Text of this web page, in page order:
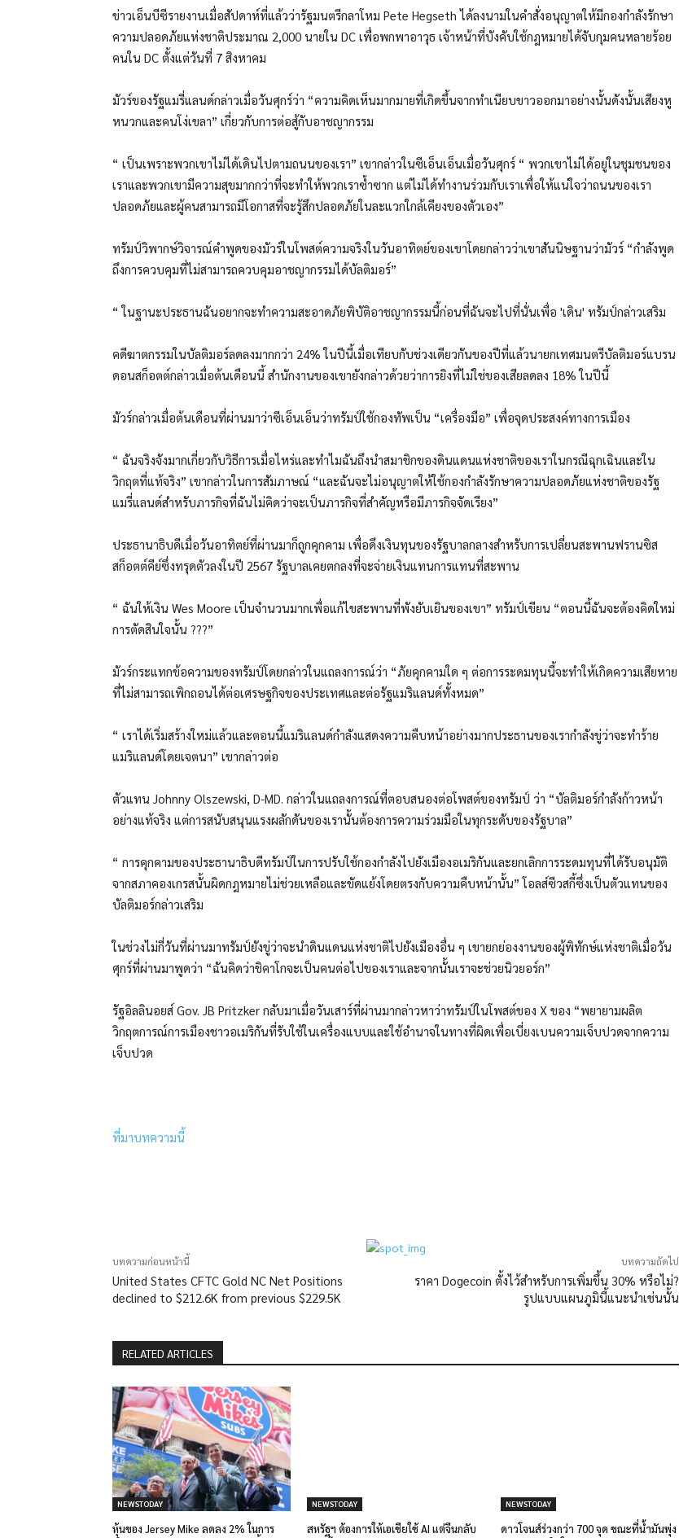
ข่าวเอ็นบีซีรายงานเมื่อสัปดาห์ที่แล้วว่ารัฐมนตรีกลาโหม Pete Hegseth ได้ลงนามในคำสั่งอนุญาตให้มีกองกำลังรักษา
ความปลอดภัยแห่งชาติประมาณ 2,000 นายใน DC เพื่อพกพาอาวุธ เจ้าหน้าที่บังคับใช้กฎหมายได้จับกุมคนหลายร้อย
คนใน DC ตั้งแต่วันที่ 7 สิงหาคม
มัวร์ของรัฐแมรี่แลนด์กล่าวเมื่อวันศุกร์ว่า “ความคิดเห็นมากมายที่เกิดขึ้นจากทำเนียบขาวออกมาอย่างนั้นดังนั้นเสียงหู
หนวกและคนโง่เขลา” เกี่ยวกับการต่อสู้กับอาชญากรรม
“ เป็นเพราะพวกเขาไม่ได้เดินไปตามถนนของเรา” เขากล่าวในซีเอ็นเอ็นเมื่อวันศุกร์ “ พวกเขาไม่ได้อยู่ในชุมชนของ
เราและพวกเขามีความสุขมากกว่าที่จะทำให้พวกเราซ้ำซาก แต่ไม่ได้ทำงานร่วมกับเราเพื่อให้แน่ใจว่าถนนของเรา
ปลอดภัยและผู้คนสามารถมีโอกาสที่จะรู้สึกปลอดภัยในละแวกใกล้เคียงของตัวเอง”
ทรัมป์วิพากษ์วิจารณ์คำพูดของมัวร์ในโพสต์ความจริงในวันอาทิตย์ของเขาโดยกล่าวว่าเขาสันนิษฐานว่ามัวร์ “กำลังพูด
ถึงการควบคุมที่ไม่สามารถควบคุมอาชญากรรมได้บัลติมอร์”
“ ในฐานะประธานฉันอยากจะทำความสะอาดภัยพิบัติอาชญากรรมนี้ก่อนที่ฉันจะไปที่นั่นเพื่อ 'เดิน' ทรัมป์กล่าวเสริม
คดีฆาตกรรมในบัลติมอร์ลดลงมากกว่า 24% ในปีนี้เมื่อเทียบกับช่วงเดียวกันของปีที่แล้วนายกเทศมนตรีบัลติมอร์แบรน
ดอนสก็อตต์กล่าวเมื่อต้นเดือนนี้ สำนักงานของเขายังกล่าวด้วยว่าการยิงที่ไม่ใช่ของเสียลดลง 18% ในปีนี้
มัวร์กล่าวเมื่อต้นเดือนที่ผ่านมาว่าซีเอ็นเอ็นว่าทรัมป์ใช้กองทัพเป็น “เครื่องมือ” เพื่อจุดประสงค์ทางการเมือง
“ ฉันจริงจังมากเกี่ยวกับวิธีการเมื่อไหร่และทำไมฉันถึงนำสมาชิกของดินแดนแห่งชาติของเราในกรณีฉุกเฉินและใน
วิกฤตที่แท้จริง” เขากล่าวในการสัมภาษณ์ “และฉันจะไม่อนุญาตให้ใช้กองกำลังรักษาความปลอดภัยแห่งชาติของรัฐ
แมรี่แลนด์สำหรับภารกิจที่ฉันไม่คิดว่าจะเป็นภารกิจที่สำคัญหรือมีภารกิจจัดเรียง”
ประธานาธิบดีเมื่อวันอาทิตย์ที่ผ่านมาก็ถูกคุกคาม เพื่อดึงเงินทุนของรัฐบาลกลางสำหรับการเปลี่ยนสะพานฟรานซิส
สก็อตต์คีย์ซึ่งทรุดตัวลงในปี 2567 รัฐบาลเคยตกลงที่จะจ่ายเงินแทนการแทนที่สะพาน
“ ฉันให้เงิน Wes Moore เป็นจำนวนมากเพื่อแก้ไขสะพานที่พังยับเยินของเขา” ทรัมป์เขียน “ตอนนี้ฉันจะต้องคิดใหม่
การตัดสินใจนั้น ???”
มัวร์กระแทกข้อความของทรัมป์โดยกล่าวในแถลงการณ์ว่า “ภัยคุกคามใด ๆ ต่อการระดมทุนนี้จะทำให้เกิดความเสียหาย
ที่ไม่สามารถเพิกถอนได้ต่อเศรษฐกิจของประเทศและต่อรัฐแมริแลนด์ทั้งหมด”
“ เราได้เริ่มสร้างใหม่แล้วและตอนนี้แมริแลนด์กำลังแสดงความคืบหน้าอย่างมากประธานของเรากำลังขู่ว่าจะทำร้าย
แมริแลนด์โดยเจตนา” เขากล่าวต่อ
ตัวแทน Johnny Olszewski, D-MD. กล่าวในแถลงการณ์ที่ตอบสนองต่อโพสต์ของทรัมป์ ว่า “บัลติมอร์กำลังก้าวหน้า
อย่างแท้จริง แต่การสนับสนุนแรงผลักดันของเรานั้นต้องการความร่วมมือในทุกระดับของรัฐบาล”
“ การคุกคามของประธานาธิบดีทรัมป์ในการปรับใช้กองกำลังไปยังเมืองอเมริกันและยกเลิกการระดมทุนที่ได้รับอนุมัติ
จากสภาคองเกรสนั้นผิดกฎหมายไม่ช่วยเหลือและขัดแย้งโดยตรงกับความคืบหน้านั้น” โอลส์ซีวสกี้ซึ่งเป็นตัวแทนของ
บัลติมอร์กล่าวเสริม
ในช่วงไม่กี่วันที่ผ่านมาทรัมป์ยังขู่ว่าจะนำดินแดนแห่งชาติไปยังเมืองอื่น ๆ เขายกย่องงานของผู้พิทักษ์แห่งชาติเมื่อวัน
ศุกร์ที่ผ่านมาพูดว่า “ฉันคิดว่าชิคาโกจะเป็นคนต่อไปของเราและจากนั้นเราจะช่วยนิวยอร์ก”
รัฐอิลลินอยส์ Gov. JB Pritzker กลับมาเมื่อวันเสาร์ที่ผ่านมากล่าวหาว่าทรัมป์ในโพสต์ของ X ของ “พยายามผลิต
วิกฤตการณ์การเมืองชาวอเมริกันที่รับใช้ในเครื่องแบบและใช้อำนาจในทางที่ผิดเพื่อเบี่ยงเบนความเจ็บปวดจากความ
เจ็บปวด
ที่มาบทความนี้
บทความก่อนหน้านี้
United States CFTC Gold NC Net Positions
declined to $212.6K from previous $229.5K
บทความถัดไป
ราคา Dogecoin ตั้งไว้สำหรับการเพิ่มขึ้น 30% หรือไม่?
รูปแบบแผนภูมินี้แนะนำเช่นนั้น
RELATED ARTICLES
NEWSTODAY
หุ้นของ Jersey Mike ลดลง 2% ในการ
NEWSTODAY
สหรัฐฯ ต้องการให้เอเชียใช้ AI แต่จีนกลับ
NEWSTODAY
ดาวโจนส์ร่วงกว่า 700 จุด ขณะที่น้ำมันพุ่ง